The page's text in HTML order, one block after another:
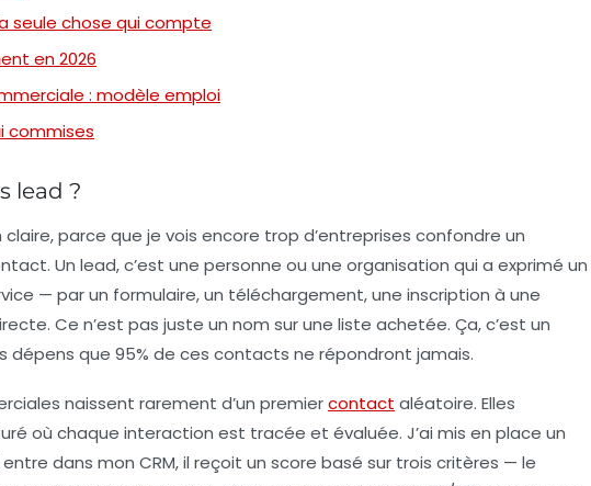
seule chose qui compte
en 2026
: modèle emploi
commises
lead ?
parce que je vois encore trop d’entreprises confondre un
Un lead, c’est une personne ou une organisation qui a exprimé un
— par un formulaire, un téléchargement, une inscription à une
Ce n’est pas juste un nom sur une liste achetée. Ça, c’est un
dépens que 95% de ces contacts ne répondront jamais.
naissent rarement d’un premiercontact aléatoire. Elles
où chaque interaction est tracée et évaluée. J’ai mis en place un
dans mon CRM, il reçoit un score basé sur trois critères — le